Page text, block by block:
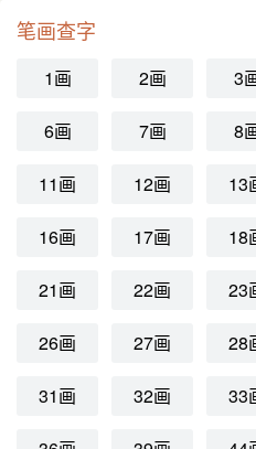
笔画查字
1画 2画 3
6画 7画 8
11画 12画 13
16画 17画 18
21画 22画 23
26画 27画 28
31画 32画 33